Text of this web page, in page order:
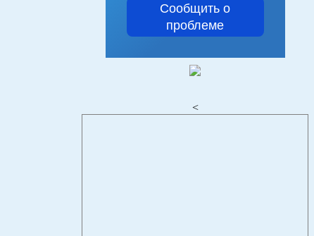
Сообщить о
проблеме
<